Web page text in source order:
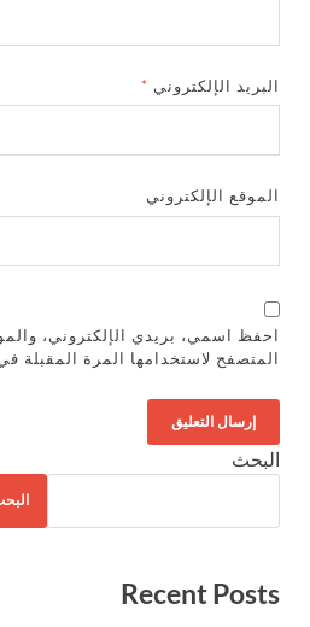
البريد الإلكتروني *
الموقع الإلكتروني
احفظ اسمي، بريدي الإلكتروني،
المتصفح لاستخدامها المرة المقبلة
البحث
Recent Posts